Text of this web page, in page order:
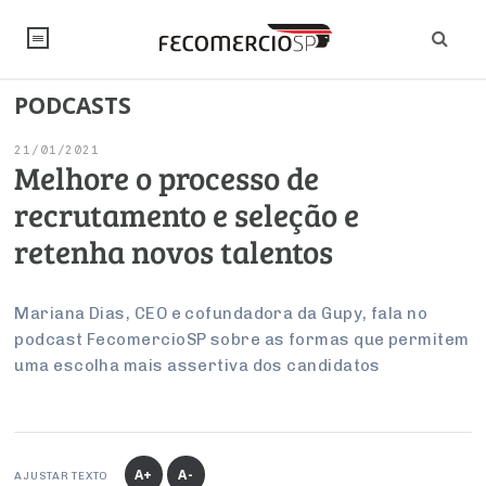
NOTÍCIAS
Editorial
Artigos
Institucional
PROJETOS ESPECIAIS:
UM BRASIL
Economia
Pesquisas
Brasil
Internacional
Inteligência Artificial
Trabalho
Empresas
Negócios
Varejo
ESG
Últimas Notícias
SINDICATOS
PESQUISAS
INSTITUCIONAL
Sobre
Negociações Coletivas
Conselho de Turismo
Conselho de Emprego e Relações do Trabalho
EMPRESAS
PODCASTS
21/01/2021
Melhore o processo de
recrutamento e seleção e
retenha novos talentos
Mariana Dias, CEO e cofundadora da Gupy, fala no
podcast FecomercioSP sobre as formas que permitem
uma escolha mais assertiva dos candidatos
AJUSTAR TEXTO A+ A-